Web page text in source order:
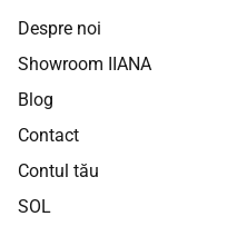
Despre noi
Showroom IIANA
Blog
Contact
Contul tău
SOL